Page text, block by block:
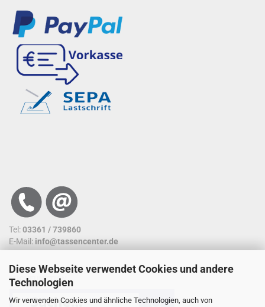
Diese Webseite verwendet Cookies und andere
Technologien
Wir verwenden Cookies und ähnliche Technologien, auch von
Tel:03361 / 739860
E-Mail: info@tassencenter.de
SUCHFUNKTION